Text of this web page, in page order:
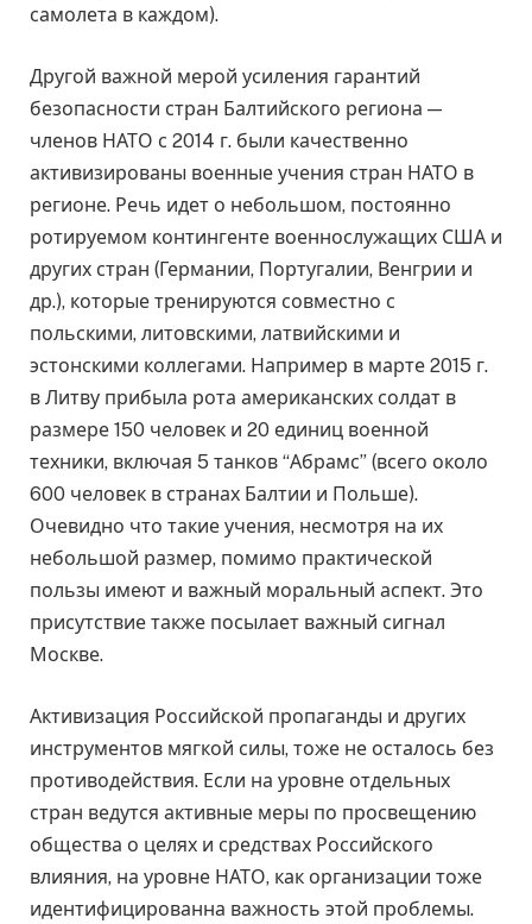
самолета в каждом).
Другой важной мерой усиления гарантий
безопасности стран Балтийского региона —
членов НАТО с 2014 г. были качественно
активизированы военные учения стран НАТО в
регионе. Речь идет о небольшом, постоянно
ротируемом контингенте военнослужащих США и
других стран (Германии, Португалии, Венгрии и
др.), которые тренируются совместно с
польскими, литовскими, латвийскими и
эстонскими коллегами. Например в марте 2015 г.
в Литву прибыла рота американских солдат в
размере 150 человек и 20 единиц военной
техники, включая 5 танков “Абрамс” (всего около
600 человек в странах Балтии и Польше).
Очевидно что такие учения, несмотря на их
небольшой размер, помимо практической
пользы имеют и важный моральный аспект. Это
присутствие также посылает важный сигнал
Москве.
Активизация Российской пропаганды и других
инструментов мягкой силы, тоже не осталось без
противодействия. Если на уровне отдельных
стран ведутся активные меры по просвещению
общества о целях и средствах Российского
влияния, на уровне НАТО, как организации тоже
идентифицированна важность этой проблемы.